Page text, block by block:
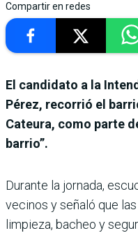
Compartir en redes
El candidato a la
Pérez, recorrió el
Cateura, como parte
barrio”.
Durante la jornada,
vecinos y señaló que
limpieza, bacheo y